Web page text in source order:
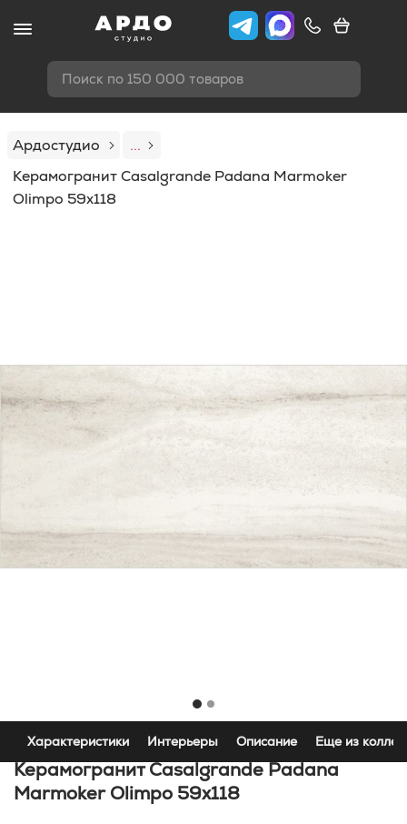
Поиск по 150 000 товаров
Ардостудио
...
Керамогранит Casalgrande Padana Marmoker
Olimpo 59x118
Характеристики Интерьеры Описание Еще из
Керамогранит Casalgrande Padana
Marmoker Olimpo 59x118